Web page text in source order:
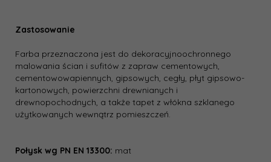
Zastosowanie
Farba przeznaczona jest do dekoracyjno­ochronnego
malowania ścian i sufitów z zapraw cementowych,
cementowo­wapiennych, gipsowych, cegły, płyt gipsowo­
kartonowych, powierzchni drewnianych i
drewnopochodnych, a także tapet z włókna szklanego
użytkowanych wewnątrz pomieszczeń.
Połysk wg PN EN 13300: mat